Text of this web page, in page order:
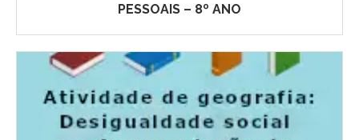
PESSOAIS – 8º ANO